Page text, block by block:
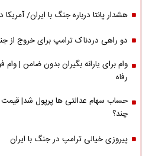
هشدار پانتا درباره جنگ با ایران/
دو راهی دردناک ترامپ برای خروج از
رفاه
حساب سهام عدالتی ها پرپول شد|
چند؟
پیروزی خیالی ترامپ در جنگ با ایران